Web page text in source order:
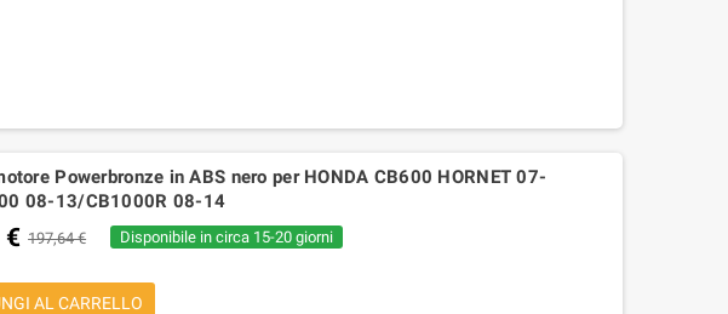
Powerbronze in ABS nero per HONDA CB600 HORNET 07-
08-13/CB1000R 08-14
€ 197,64 € Disponibile in circa 15-20 giorni
AL CARRELLO